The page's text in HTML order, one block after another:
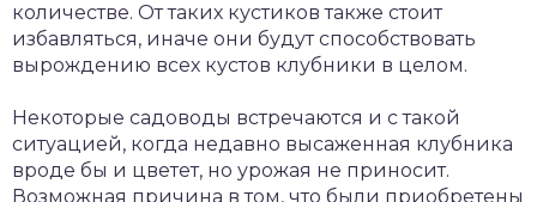
количестве. От таких кустиков также стоит
избавляться, иначе они будут способствовать
вырождению всех кустов клубники в целом.
Некоторые садоводы встречаются и с такой
ситуацией, когда недавно высаженная клубника
вроде бы и цветет, но урожая не приносит.
Возможная причина в том, что были приобретены